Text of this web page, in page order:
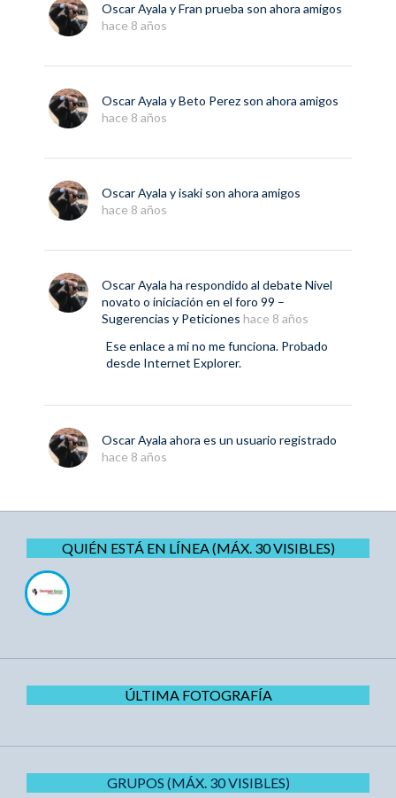
Oscar Ayala yFran prueba son ahora amigos
hace 8 años
Oscar Ayala yBeto Perez son ahora amigos
hace 8 años
Oscar Ayala yisaki son ahora amigos
hace 8 años
Oscar Ayala ha respondido al debateNivel
novato o iniciación en el foro 99 –
Sugerencias y Peticiones hace 8 años
Ese enlace a mi no me funciona. Probado
desde Internet Explorer.
Oscar Ayala ahora es un usuario registrado
hace 8 años
QUIÉN ESTÁ EN LÍNEA (MÁX. 30 VISIBLES)
ÚLTIMA FOTOGRAFÍA
GRUPOS (MÁX. 30 VISIBLES)